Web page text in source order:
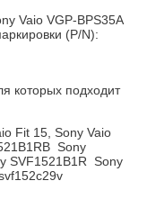
Vaio VGP-BPS35A
(P/N):
которых подходит
Fit 15, Sony Vaio
Sony
SVF1521B1R Sony